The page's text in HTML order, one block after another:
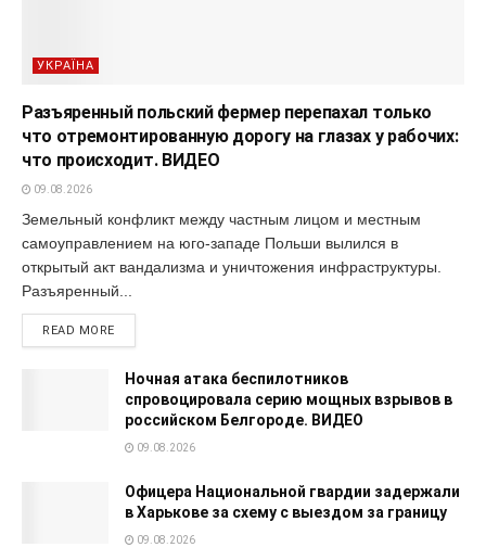
УКРАЇНА
Разъяренный польский фермер перепахал только
что отремонтированную дорогу на глазах у рабочих:
что происходит. ВИДЕО
09.08.2026
Земельный конфликт между частным лицом и местным
самоуправлением на юго-западе Польши вылился в
открытый акт вандализма и уничтожения инфраструктуры.
Разъяренный...
READ MORE
Ночная атака беспилотников
спровоцировала серию мощных взрывов в
российском Белгороде. ВИДЕО
09.08.2026
Офицера Национальной гвардии задержали
в Харькове за схему с выездом за границу
09.08.2026